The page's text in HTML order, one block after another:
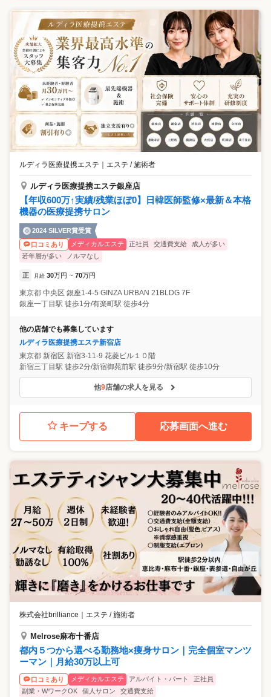
ルディラ医療提携エステ ｜ エステ / 施術者
ルディラ医療提携エステ銀座店
【年収600万↑実績/残業ほぼ0】日韓医師監修×最新＆本格
機器の医療提携サロン
2024 SILVER賞受賞
口コミあり
メディカルエステ 正社員 交通費支給
成人が多い
若年層が多い
ノルマなし
正 月給 30万円 ~ 70万円
東京都 中央区 銀座1-4-5 GINZA URBAN 21BLDG 7F
銀座一丁目駅 徒歩1分/有楽町駅 徒歩4分
他の店舗でも募集しています
ルディラ医療提携エステ新宿店
東京都 新宿区 新宿3-11-9 花菱ビル１０階
新宿三丁目駅 徒歩2分/新宿御苑前駅 徒歩9分/新宿駅 徒歩10分
他9店舗の求人を見る
キープする 応募画面へ進む
株式会社brilliance エステ / 施術者
Melrose麻布十番店
都内５つから選べる勤務地×痩身サロン｜完全個室マンツ
ーマン｜月給30万以上可
口コミあり メディカルエステ アルバイト・パート
正社員
副業・WワークOK
個人サロン 交通費支給